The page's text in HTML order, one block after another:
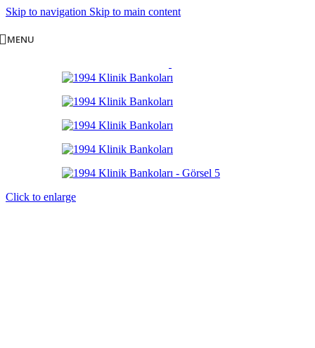
Skip to navigation Skip to main content
MENU
Click to enlarge